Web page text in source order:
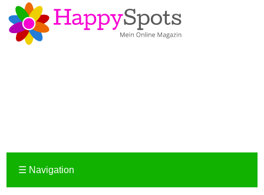
☰ Navigation